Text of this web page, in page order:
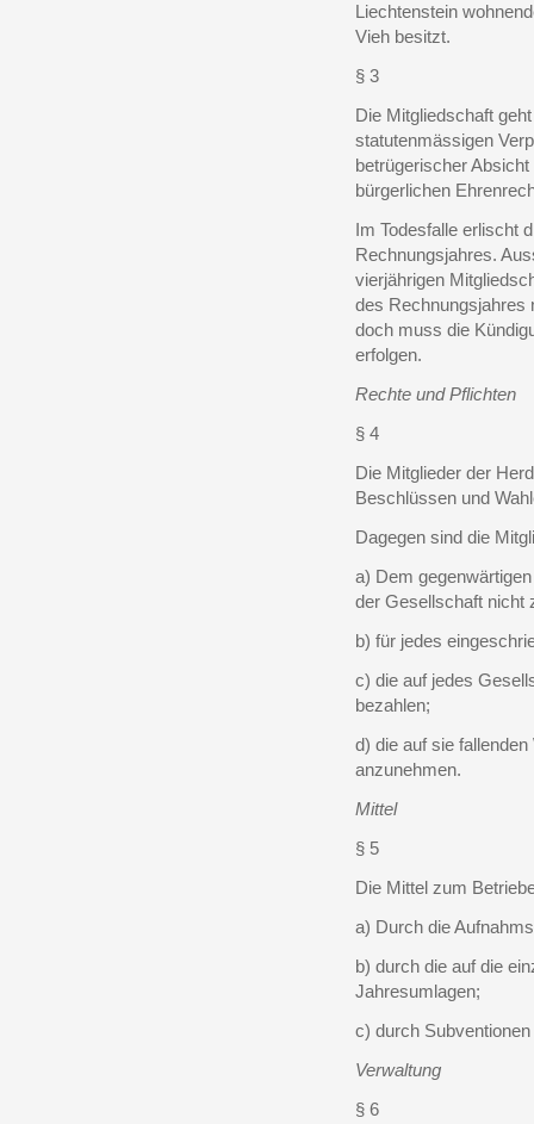
Liechtenstein
Vieh besitzt.
§ 3
Die Mitgliedschaft
statutenmässigen
betrügerischer
bürgerlichen
Im Todesfalle erlischt
Rechnungsjahres.
vierjährigen
des Rechnungsjahres
doch muss die
erfolgen.
Rechte und Pflichten
§ 4
Die Mitglieder der
Beschlüssen und
Dagegen sind die
a) Dem
der Gesellschaft nicht
b) für jedes
c) die auf jedes
bezahlen;
d) die auf sie
anzunehmen.
Mittel
§ 5
Die Mittel zum
a) Durch die
b) durch die auf die
Jahresumlagen;
c) durch
Verwaltung
§ 6